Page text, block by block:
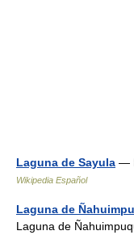
Laguna de Sayula —
Wikipedia Español
Laguna de
Laguna de